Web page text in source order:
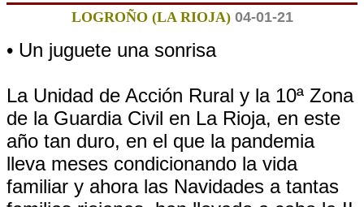
LOGROÑO (LA RIOJA) 04-01-21
• Un juguete una sonrisa
La Unidad de Acción Rural y la 10ª Zona
de la Guardia Civil en La Rioja, en este
año tan duro, en el que la pandemia
lleva meses condicionando la vida
familiar y ahora las Navidades a tantas